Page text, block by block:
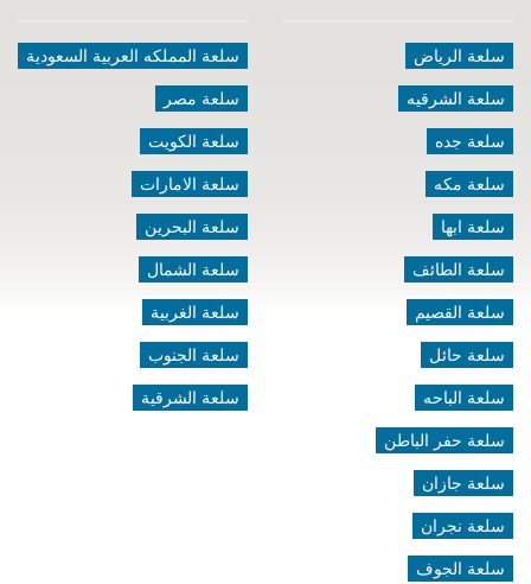
سلعة الرياض
سلعة الشرقيه
سلعة جده
سلعة مكه
سلعة ابها
سلعة الطائف
سلعة القصيم
سلعة حائل
سلعة الباحه
سلعة حفر الباطن
سلعة جازان
سلعة نجران
سلعة الجوف
سلعة المملكه العربية السعودية
سلعة مصر
سلعة الكويت
سلعة الامارات
سلعة البحرين
سلعة الشمال
سلعة الغربية
سلعة الجنوب
سلعة الشرقية